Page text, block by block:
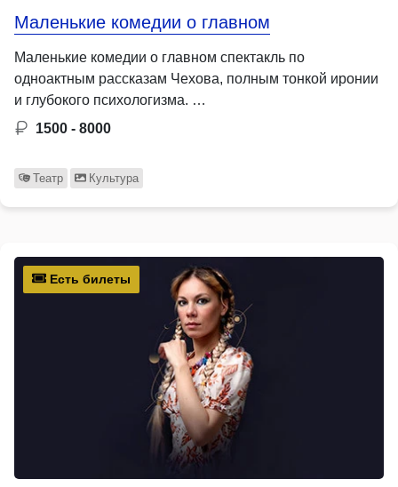
Маленькие комедии о главном
Маленькие комедии о главном спектакль по
одноактным рассказам Чехова, полным тонкой иронии
и глубокого психологизма. …
1500 - 8000
Театр Культура
Есть билеты